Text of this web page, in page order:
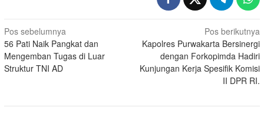
Navigasi
pos
Pos sebelumnya
56 Pati Naik Pangkat dan
Mengemban Tugas di Luar
Struktur TNI AD
Pos berikutnya
Kapolres Purwakarta Bersinergi
dengan Forkopimda Hadiri
Kunjungan Kerja Spesifik Komisi
II DPR RI.